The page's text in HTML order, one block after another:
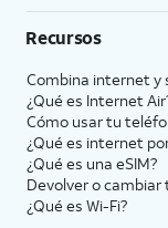
Recursos
Combina internet y
¿Qué es Internet
Cómo usar tu
¿Qué es internet
¿Qué es una eSIM?
Devolver o
¿Qué es Wi-Fi?